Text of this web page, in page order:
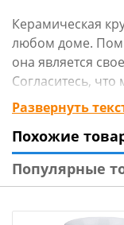
Керамическая
любом доме.
она является
Согласитесь,
кругу родных и
в удобной
таких кружек
почти все что
наливается в
условиях.
Развернуть
Похожие
Популярные